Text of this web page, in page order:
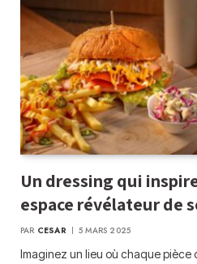
Un dressing qui
espace révélateur de
PAR CESAR 5 MARS 2025
Imaginez un lieu où chaque